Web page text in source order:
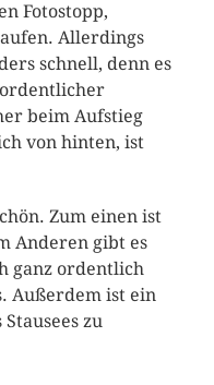
Fotostopp,
Allerdings
schnell, denn es
beim Aufstieg
von hinten, ist
Zum einen ist
Anderen gibt es
ganz ordentlich
Außerdem ist ein
zu